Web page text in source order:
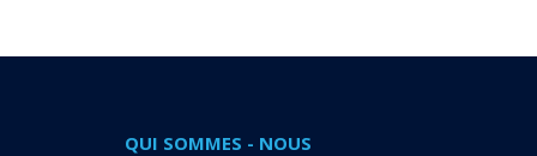
QUI SOMMES - NOUS